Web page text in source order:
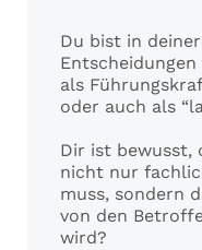
Du bist in
als
oder auch als
Dir ist bewusst,
nicht nur
muss, sondern
von den
wird?